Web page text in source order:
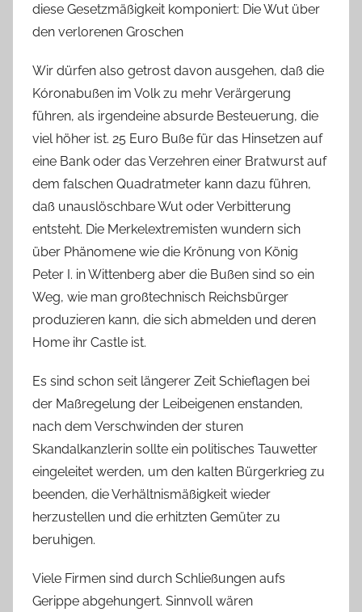
diese Gesetzmäßigkeit komponiert: Die Wut über
den verlorenen Groschen
Wir dürfen also getrost davon ausgehen, daß die
Kóronabußen im Volk zu mehr Verärgerung
führen, als irgendeine absurde Besteuerung, die
viel höher ist. 25 Euro Buße für das Hinsetzen auf
eine Bank oder das Verzehren einer Bratwurst auf
dem falschen Quadratmeter kann dazu führen,
daß unauslöschbare Wut oder Verbitterung
entsteht. Die Merkelextremisten wundern sich
über Phänomene wie die Krönung von König
Peter I. in Wittenberg aber die Bußen sind so ein
Weg, wie man großtechnisch Reichsbürger
produzieren kann, die sich abmelden und deren
Home ihr Castle ist.
Es sind schon seit längerer Zeit Schieflagen bei
der Maßregelung der Leibeigenen enstanden,
nach dem Verschwinden der sturen
Skandalkanzlerin sollte ein politisches Tauwetter
eingeleitet werden, um den kalten Bürgerkrieg zu
beenden, die Verhältnismäßigkeit wieder
herzustellen und die erhitzten Gemüter zu
beruhigen.
Viele Firmen sind durch Schließungen aufs
Gerippe abgehungert. Sinnvoll wären